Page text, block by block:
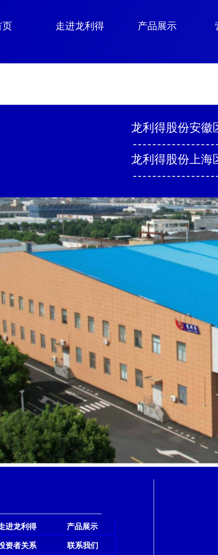
页 走进龙利得 产品展示
龙利得股份安
龙利得股份上
进龙利得 产品展示
资者关系 联系我们